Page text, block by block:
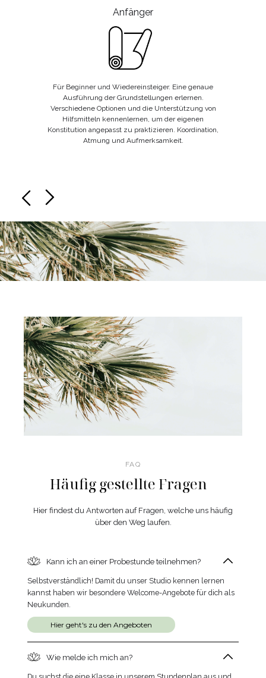
Anfänger
Für Beginner und Wiedereinsteiger. Eine genaue
Ausführung der Grundstellungen erlernen.
Verschiedene Optionen und die Unterstützung von
Hilfsmitteln kennenlernen, um der eigenen
Konstitution angepasst zu praktizieren. Koordination,
Atmung und Aufmerksamkeit.
FAQ
Häufig gestellte Fragen
Hier findest du Antworten auf Fragen, welche uns häufig
über den Weg laufen.
Kann ich an einer Probestunde teilnehmen?
Selbstverständlich! Damit du unser Studio kennen lernen
kannst haben wir besondere Welcome-Angebote für dich als
Neukunden.
Hier geht's zu den Angeboten
Wie melde ich mich an?